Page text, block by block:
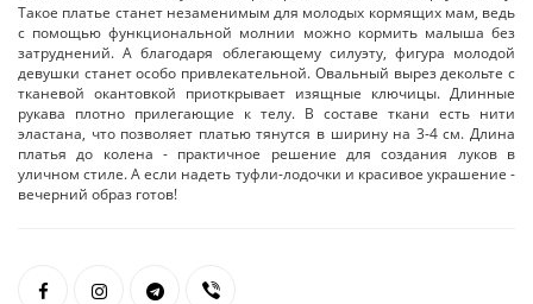
Такое платье станет незаменимым для молодых кормящих мам, ведь
с помощью функциональной молнии можно кормить малыша без
затруднений. А благодаря облегающему силуэту, фигура молодой
девушки станет особо привлекательной. Овальный вырез декольте с
тканевой окантовкой приоткрывает изящные ключицы. Длинные
рукава плотно прилегающие к телу. В составе ткани есть нити
эластана, что позволяет платью тянутся в ширину на 3-4 см. Длина
платья до колена - практичное решение для создания луков в
уличном стиле. А если надеть туфли-лодочки и красивое украшение -
вечерний образ готов!